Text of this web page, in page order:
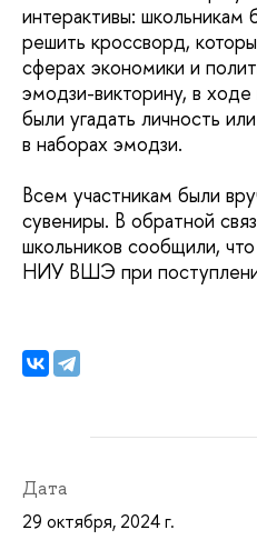
интерактивы:
решить кроссворд,
сферах экономики и
эмодзи-викторину, в
были угадать личность
в наборах эмодзи.
Всем участникам были
сувениры. В обратной
школьников сообщили,
НИУ ВШЭ при
Дата
29 октября, 2024 г.